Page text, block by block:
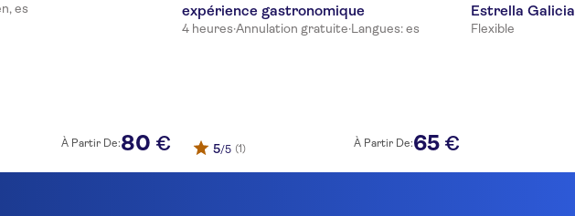
es
À Partir De:80 €
expérience gastronomique
4 heures·Annulation gratuite·Langues: es
5/5 (1) À Partir De:65 €
Estrella Galicia
Flexible